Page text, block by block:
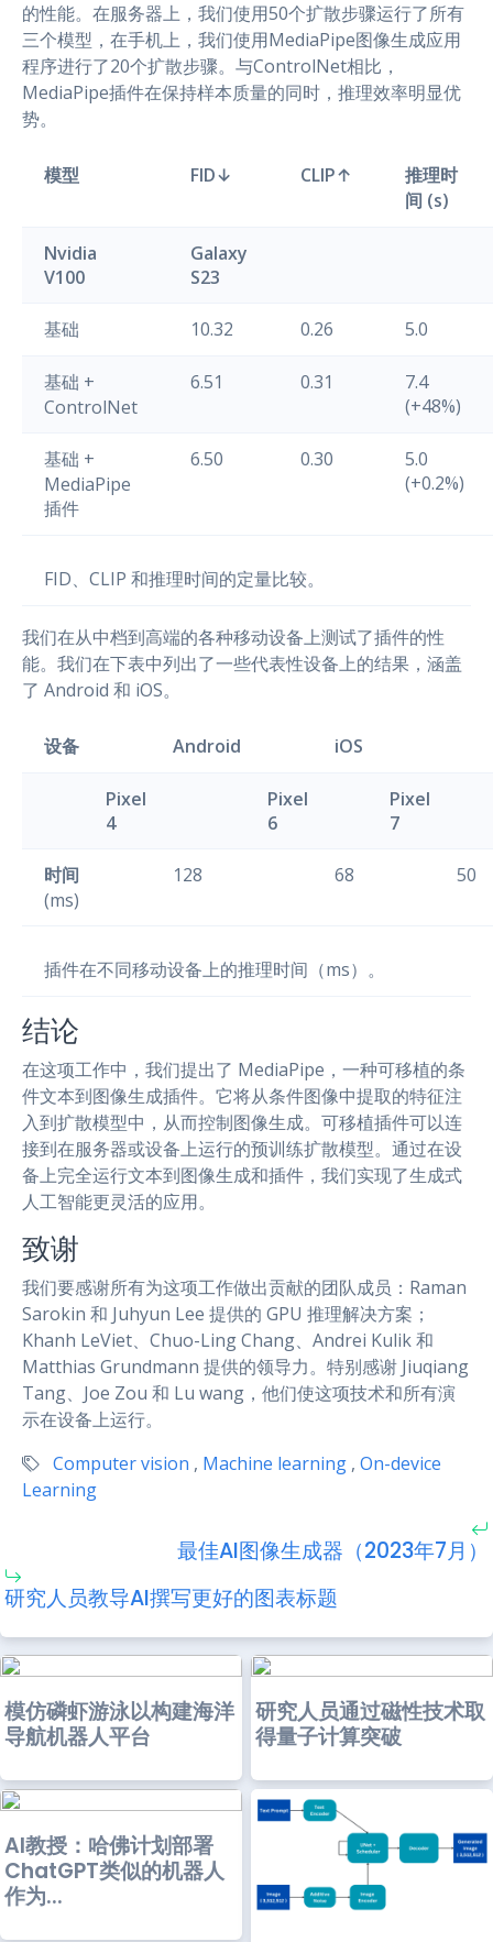
的性能。在服务器上，我们使用50个扩散步骤运行了所有
三个模型，在手机上，我们使用MediaPipe图像生成应用
程序进行了20个扩散步骤。与ControlNet相比，
MediaPipe插件在保持样本质量的同时，推理效率明显优
势。
模型 FID↓ CLIP↑
推理时
间 (s)
Nvidia
V100
Galaxy
S23
基础 10.32 0.26 5.0
基础 +
ControlNet
6.51 0.31
7.4
(+48%)
基础 +
MediaPipe
插件
6.50 0.30
5.0
(+0.2%)
FID、CLIP 和推理时间的定量比较。
我们在从中档到高端的各种移动设备上测试了插件的性
能。我们在下表中列出了一些代表性设备上的结果，涵盖
了 Android 和 iOS。
设备 Android iOS
Pixel
4
Pixel
6
Pixel
7
时间
(ms)
128 68 50
插件在不同移动设备上的推理时间（ms）。
结论
在这项工作中，我们提出了 MediaPipe，一种可移植的条
件文本到图像生成插件。它将从条件图像中提取的特征注
入到扩散模型中，从而控制图像生成。可移植插件可以连
接到在服务器或设备上运行的预训练扩散模型。通过在设
备上完全运行文本到图像生成和插件，我们实现了生成式
人工智能更灵活的应用。
致谢
我们要感谢所有为这项工作做出贡献的团队成员：Raman
Sarokin 和 Juhyun Lee 提供的 GPU 推理解决方案；
Khanh LeViet、Chuo-Ling Chang、Andrei Kulik 和
Matthias Grundmann 提供的领导力。特别感谢 Jiuqiang
Tang、Joe Zou 和 Lu wang，他们使这项技术和所有演
示在设备上运行。
Computer vision , Machine learning , On-device
Learning
最佳AI图像生成器（2023年7月）
研究人员教导AI撰写更好的图表标题
模仿磷虾游泳以构建海洋
导航机器人平台
研究人员通过磁性技术取
得量子计算突破
AI教授：哈佛计划部署
ChatGPT类似的机器人
作为...